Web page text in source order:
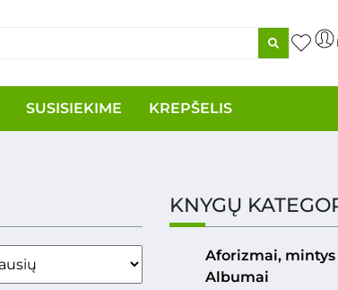
SUSISIEKIME KREPŠELIS
KNYGŲ
Aforizmai, mintys
Albumai